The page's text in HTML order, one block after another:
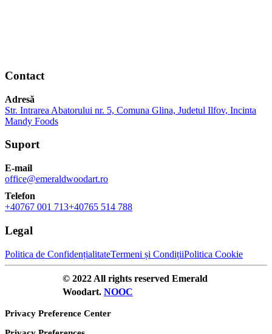
Contact
Adresă
Str. Intrarea Abatorului nr. 5, Comuna Glina, Judetul Ilfov, Incinta
Mandy Foods
Suport
E-mail
office@emeraldwoodart.ro
Telefon
+40767 001 713+40765 514 788
Legal
Politica de ConfidențialitateTermeni și CondițiiPolitica Cookie
© 2022 All rights reserved Emerald
Woodart.NOOC
Privacy Preference Center